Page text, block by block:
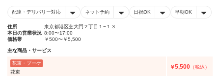
配達・デリバリー対応 ネット予約 日祝OK 早朝OK
住所
東京都港区芝大門２丁目１−１３
本日の営業状況 8:00〜17:00
価格帯
￥500〜￥5,500
主な商品・サービス
花束・ブーケ
花束
￥5,500 （税込）